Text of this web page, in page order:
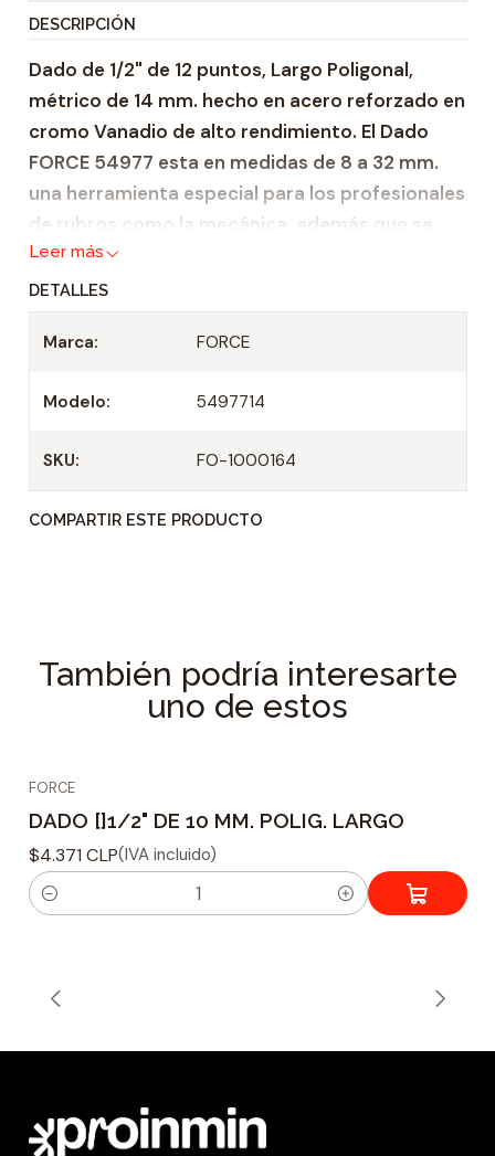
i
d
a
d
DESCRIPCIÓN
Dado de 1/2" de 12 puntos, Largo Poligonal,
métrico de 14 mm. hecho en acero reforzado en
cromo Vanadio de alto rendimiento. El Dado
FORCE 54977 esta en medidas de 8 a 32 mm.
una herramienta especial para los profesionales
de rubros como la mecánica, además que se
desempeñan en ámbitos de trabajo, semi
industrial e industrial. Esto debido a que gracias
a su fabricación, hecha bajo altos estándares
de calidad, esta copa garantiza fiabilidad y
Adecuado para todas las carracas de 1/2" y
mangos en T
Profundidad 22 mm.
Especificaciones Técnicas
Tipo de dado : Hexagonal
Peso : 99 grs.
Leer más
DETALLES
Marca: FORCE
Modelo: 5497714
SKU: FO-1000164
COMPARTIR ESTE PRODUCTO
También podría interesarte
uno de estos
FORCE
DADO []1/2" DE 10 MM. POLIG. LARGO
$4.371 CLP(IVA incluido)
C
d